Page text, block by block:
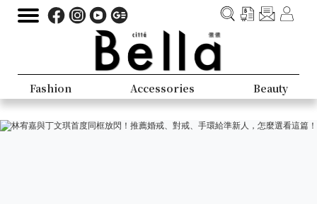
Fashion Accessories Beauty